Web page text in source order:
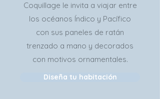
Coquillage le invita a viajar entre
los océanos Índico y Pacífico
con sus paneles de ratán
trenzado a mano y decorados
con motivos ornamentales.
Diseña tu habitación